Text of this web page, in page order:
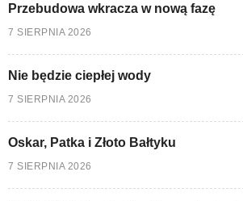
Przebudowa wkracza w nową fazę
7 SIERPNIA 2026
Nie będzie ciepłej wody
7 SIERPNIA 2026
Oskar, Patka i Złoto Bałtyku
7 SIERPNIA 2026